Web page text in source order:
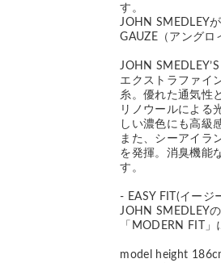
す。
JOHN SMEDLEY
GAUZE（アングロ
JOHN
エクストラファイ
糸。優れた通気性
リノウールによる
しい濃色にも高級
また、シーアイラ
を発揮。消臭機能
す。
- EASY FIT(イージ
JOHN SMEDLEY
「MODERN FIT
model height